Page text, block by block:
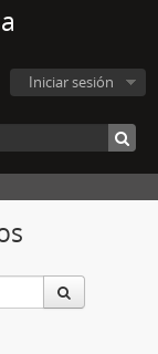
Iniciar sesión